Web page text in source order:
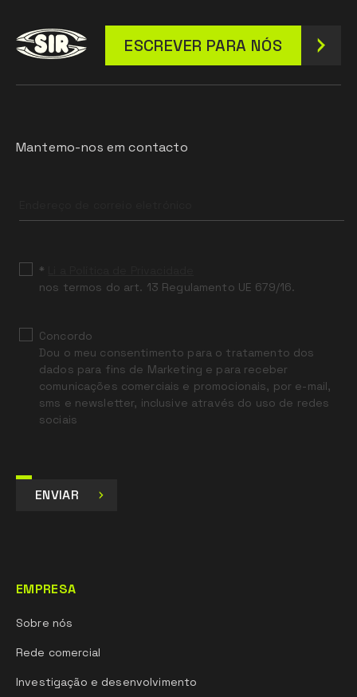
ESCREVER PARA NÓS
Mantemo-nos em contacto
field
*
nos termos do art. 13 Regulamento UE 679/16.
Concordo
Dou o meu consentimento para o tratamento dos
dados para fins de Marketing e para receber
comunicações comerciais e promocionais, por e-mail,
sms e newsletter, inclusive através do uso de redes
sociais
ENVIAR
EMPRESA
Sobre nós
Rede comercial
Investigação e desenvolvimento